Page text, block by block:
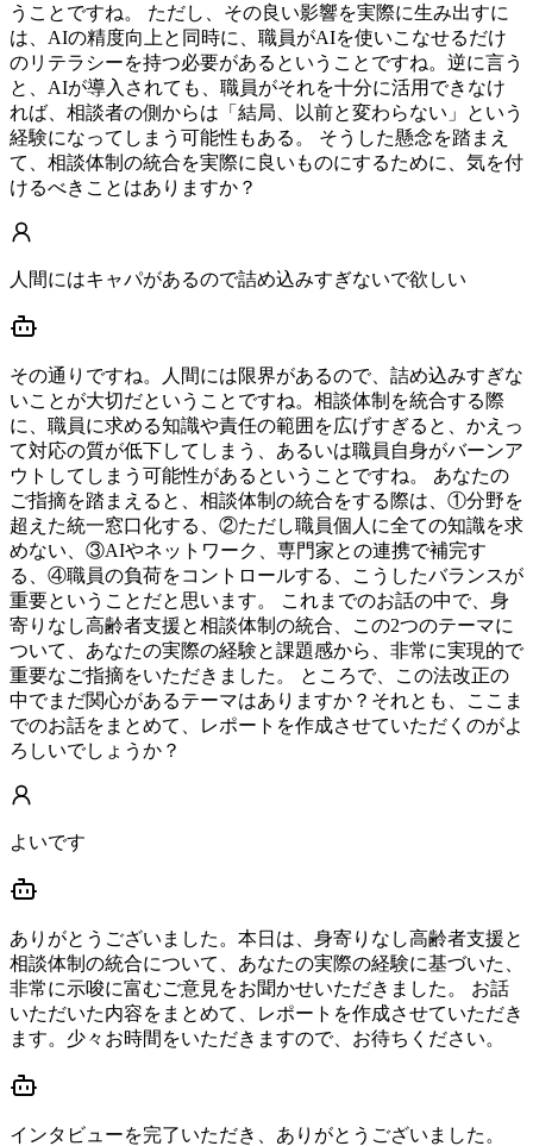
うことですね。 ただし、その良い影響を実際に生み出すに
は、AIの精度向上と同時に、職員がAIを使いこなせるだけ
のリテラシーを持つ必要があるということですね。逆に言う
と、AIが導入されても、職員がそれを十分に活用できなけ
れば、相談者の側からは「結局、以前と変わらない」という
経験になってしまう可能性もある。 そうした懸念を踏まえ
て、相談体制の統合を実際に良いものにするために、気を付
けるべきことはありますか？
人間にはキャパがあるので詰め込みすぎないで欲しい
その通りですね。人間には限界があるので、詰め込みすぎな
いことが大切だということですね。相談体制を統合する際
に、職員に求める知識や責任の範囲を広げすぎると、かえっ
て対応の質が低下してしまう、あるいは職員自身がバーンア
ウトしてしまう可能性があるということですね。 あなたの
ご指摘を踏まえると、相談体制の統合をする際は、①分野を
超えた統一窓口化する、②ただし職員個人に全ての知識を求
めない、③AIやネットワーク、専門家との連携で補完す
る、④職員の負荷をコントロールする、こうしたバランスが
重要ということだと思います。 これまでのお話の中で、身
寄りなし高齢者支援と相談体制の統合、この2つのテーマに
ついて、あなたの実際の経験と課題感から、非常に実現的で
重要なご指摘をいただきました。 ところで、この法改正の
中でまだ関心があるテーマはありますか？それとも、ここま
でのお話をまとめて、レポートを作成させていただくのがよ
ろしいでしょうか？
よいです
ありがとうございました。本日は、身寄りなし高齢者支援と
相談体制の統合について、あなたの実際の経験に基づいた、
非常に示唆に富むご意見をお聞かせいただきました。 お話
いただいた内容をまとめて、レポートを作成させていただき
ます。少々お時間をいただきますので、お待ちください。
インタビューを完了いただき、ありがとうございました。